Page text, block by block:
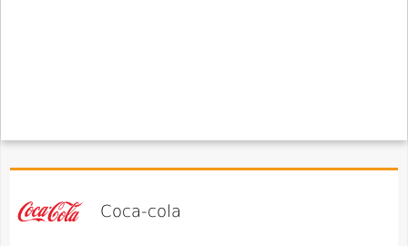
Coca-cola